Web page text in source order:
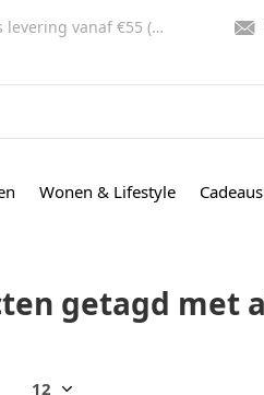
Wonen & Lifestyle Cadeaus
vanaf €55 (NL, BE)
getagd met